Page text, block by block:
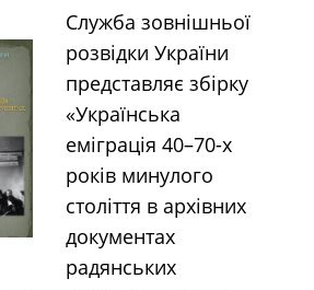
Служба зовнішньої
розвідки України
представляє збірку
«Українська
еміграція 40–70-х
років минулого
століття в архівних
документах
радянських